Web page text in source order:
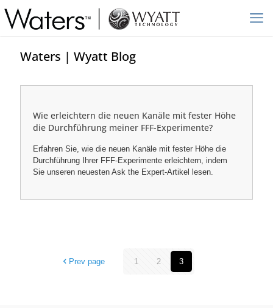
Waters | Wyatt Blog
Wie erleichtern die neuen Kanäle mit fester Höhe
die Durchführung meiner FFF-Experimente?
Erfahren Sie, wie die neuen Kanäle mit fester Höhe die
Durchführung Ihrer FFF-Experimente erleichtern, indem
Sie unseren neuesten Ask the Expert-Artikel lesen.
Prev page 1 2 3